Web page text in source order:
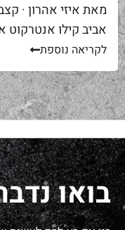
מאת איזי אהרון ·
ל-₪220. מחיר יפה – וגם מוצדק, כי זה...
לקריאה נוספת
בואו